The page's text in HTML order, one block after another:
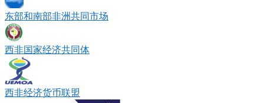
东部和南部非洲共同市场
西非国家经济共同体
西非经济货币联盟